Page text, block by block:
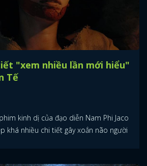
"xem nhiều lần mới hiểu"
Tế
kinh dị của đạo diễn Nam Phi Jaco
khá nhiều chi tiết gây xoắn não người